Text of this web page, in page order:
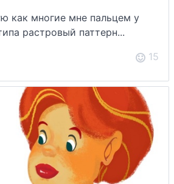
как многие мне пальцем у
растровый паттерн...
15